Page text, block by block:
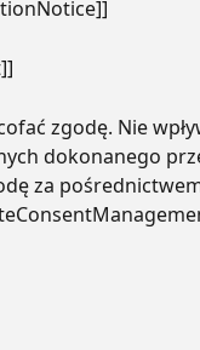
zgodę. Nie
dokonanego
za